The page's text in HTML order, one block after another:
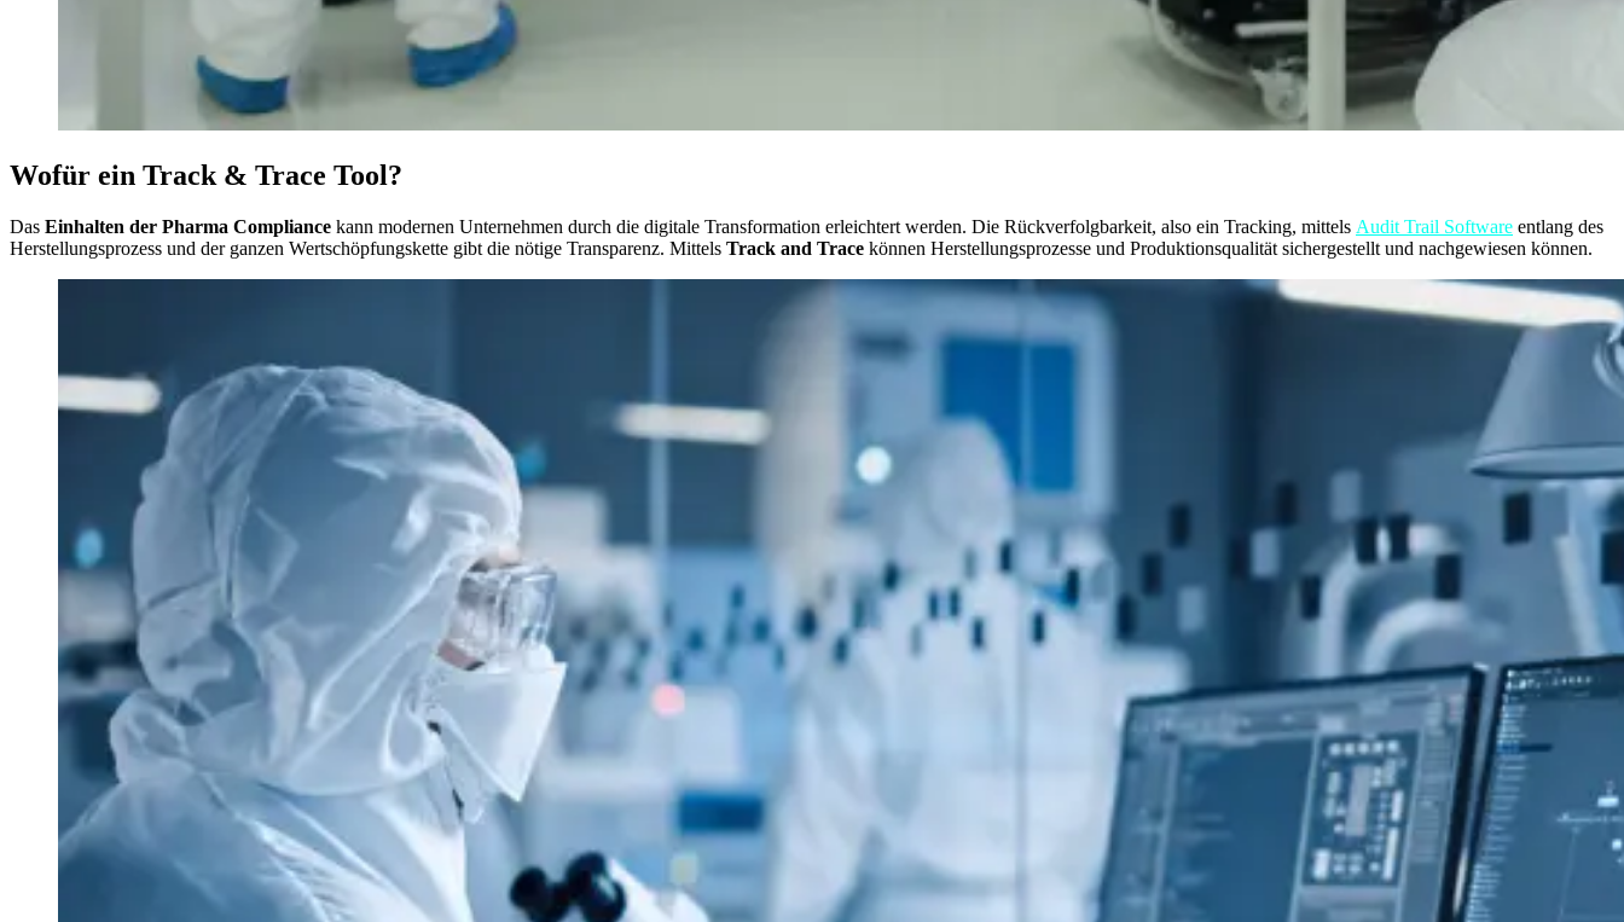
Wofür ein Track & Trace Tool?
Das Einhalten der Pharma Compliance kann modernen Unternehmen durch die digitale Transformation erleichtert werden. Die Rückverfolgbarkeit, also ein Tracking, mittels Audit Trail Software entlang des
Herstellungsprozess und der ganzen Wertschöpfungskette gibt die nötige Transparenz. Mittels Track and Trace können Herstellungsprozesse und Produktionsqualität sichergestellt und nachgewiesen können.